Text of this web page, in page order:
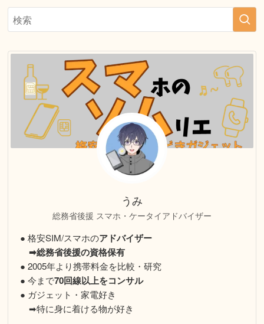
うみ
総務省後援 スマホ・ケータイアドバイザー
● 格安SIM/スマホのアドバイザー
➡総務省後援の資格保有
● 2005年より携帯料金を比較・研究
● 今まで70回線以上をコンサル
● ガジェット・家電好き
➡特に身に着ける物が好き